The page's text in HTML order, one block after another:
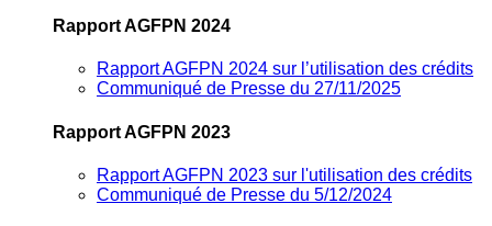
Rapport AGFPN 2024
Rapport AGFPN 2024 sur l’utilisation des crédits
Communiqué de Presse du 27/11/2025
Rapport AGFPN 2023
Rapport AGFPN 2023 sur l'utilisation des crédits
Communiqué de Presse du 5/12/2024